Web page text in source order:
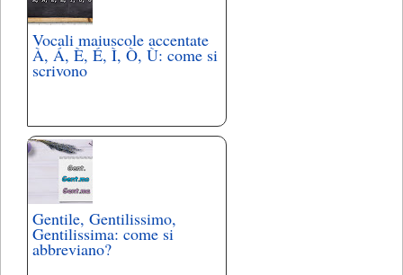
Vocali maiuscole accentate
À, Á, È, É, Ì, Ò, Ù: come si
scrivono
Gentile, Gentilissimo,
Gentilissima: come si
abbreviano?